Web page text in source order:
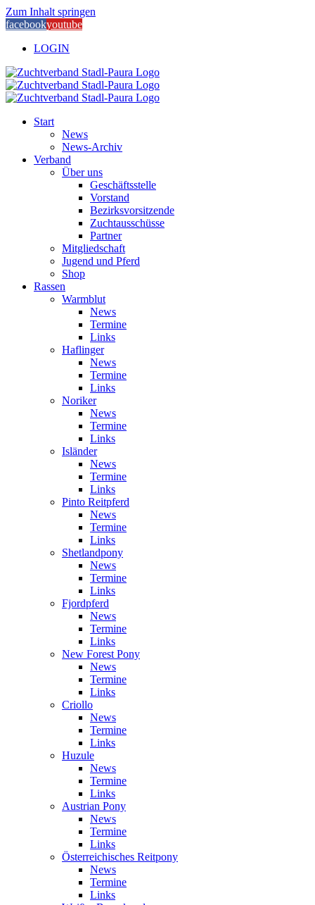
Zum Inhalt springen
facebookyoutube
LOGIN
Start
News
News-Archiv
Verband
Über uns
Geschäftsstelle
Vorstand
Bezirksvorsitzende
Zuchtausschüsse
Partner
Mitgliedschaft
Jugend und Pferd
Shop
Rassen
Warmblut
News
Termine
Links
Haflinger
News
Termine
Links
Noriker
News
Termine
Links
Isländer
News
Termine
Links
Pinto Reitpferd
News
Termine
Links
Shetlandpony
News
Termine
Links
Fjordpferd
News
Termine
Links
New Forest Pony
News
Termine
Links
Criollo
News
Termine
Links
Huzule
News
Termine
Links
Austrian Pony
News
Termine
Links
Österreichisches Reitpony
News
Termine
Links